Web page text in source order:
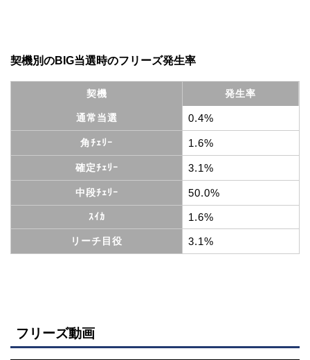
契機別のBIG当選時のフリーズ発生率
契機 発生率
通常当選 0.4%
角ﾁｪﾘｰ 1.6%
確定ﾁｪﾘｰ 3.1%
中段ﾁｪﾘｰ 50.0%
ｽｲｶ 1.6%
リーチ目役 3.1%
フリーズ動画